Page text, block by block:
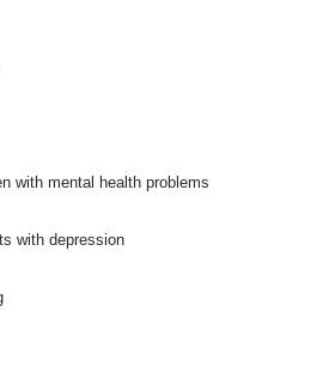
with mental health problems
with depression